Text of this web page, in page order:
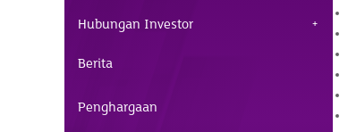
Hubungan Investor
Berita
Penghargaan